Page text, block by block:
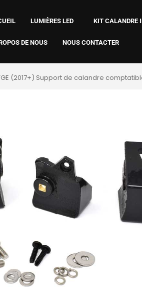
LUMIÈRES LED KIT CALANDRE
DE NOUS NOUS CONTACTER
(2017+) Support de calandre